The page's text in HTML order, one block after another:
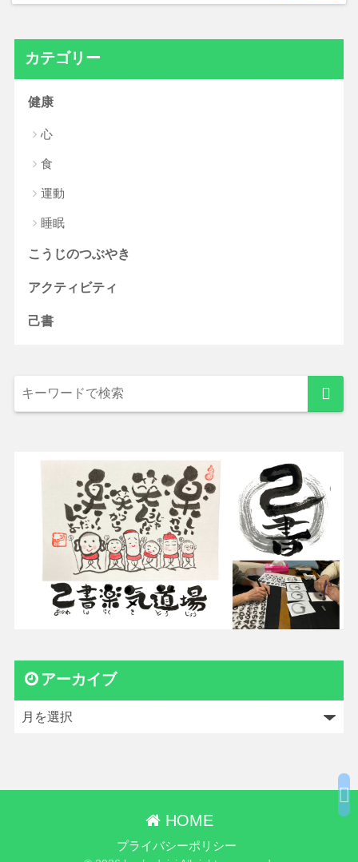
カテゴリー
健康
心
食
運動
睡眠
こうじのつぶやき
アクティビティ
己書
アーカイブ
HOME
プライバシーポリシー